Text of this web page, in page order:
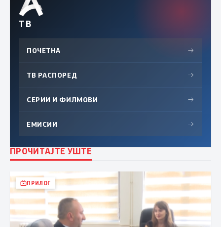
ТВ
ПОЧЕТНА →
ТВ РАСПОРЕД →
СЕРИИ И ФИЛМОВИ →
ЕМИСИИ →
ПРОЧИТАЈТЕ УШТЕ
ПРИЛОГ